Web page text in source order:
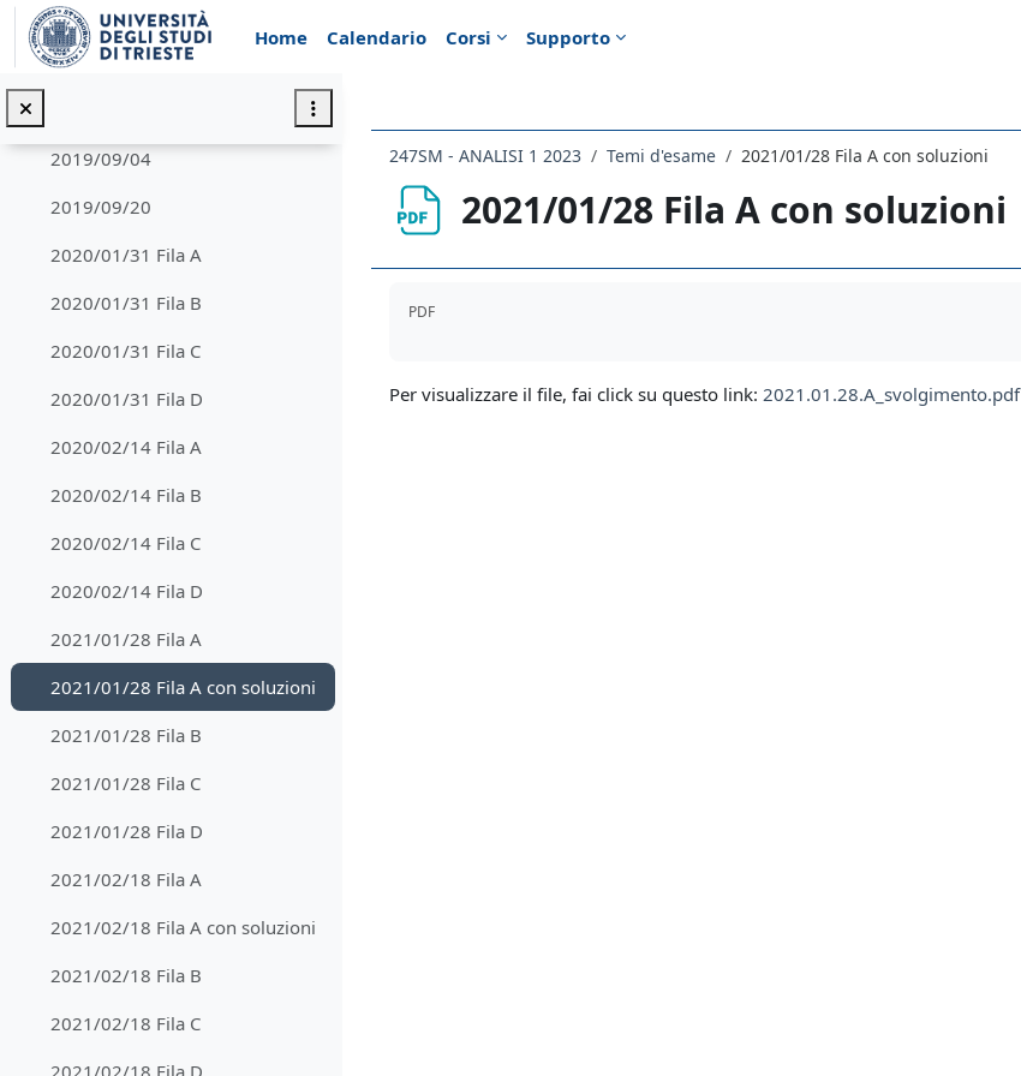
Vai al contenuto principale
Home
Calendario Corsi Supporto
2019/06/21
2019/07/12 Fila A
2019/09/04
2019/09/20
2020/01/31 Fila A
2020/01/31 Fila B
2020/01/31 Fila C
2020/01/31 Fila D
2020/02/14 Fila A
2020/02/14 Fila B
2020/02/14 Fila C
2020/02/14 Fila D
2021/01/28 Fila A
2021/01/28 Fila A con soluzioni
2021/01/28 Fila B
2021/01/28 Fila C
2021/01/28 Fila D
2021/02/18 Fila A
2021/02/18 Fila A con soluzioni
2021/02/18 Fila B
2021/02/18 Fila C
247SM - ANALISI 1 2023 Temi d'esame 2021/01/28 Fila A con soluzioni
2021/01/28 Fila A con soluzioni
PDF
Per visualizzare il file, fai click su questo link: 2021.01.28.A_svolgimento.pdf